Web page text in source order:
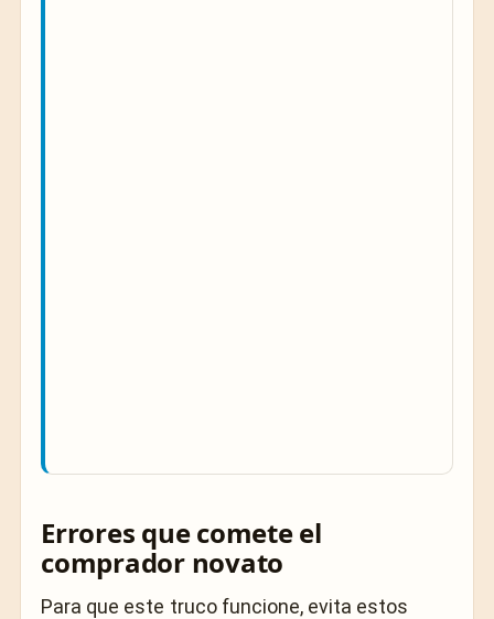
Errores que comete el
comprador novato
Para que este truco funcione, evita estos